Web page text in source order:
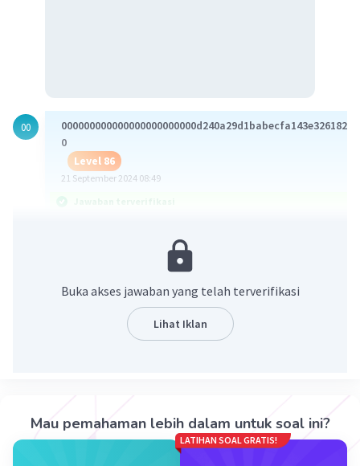
00
0
Level 86
21 September 2024 08:49
Jawaban terverifikasi
Siklus hidup tumbuhan lumut diawali dengan spora
haploid (n) yang tumbuh menjadi gametofit.
(spermatozoid) dan gamet betina (ovum).
Spermatozoid membuahi ovum dan menghasilkan
zigot diploid (2n). Zigot tumbuh menjadi sporofit.
Beri Rating·5.0 1) Balas
Buka akses jawaban yang telah terverifikasi
Lihat Iklan
Mau pemahaman lebih dalam untuk soal ini?
LATIHAN SOAL GRATIS!